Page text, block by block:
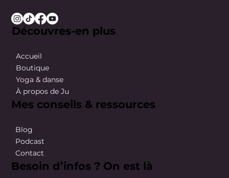
Découvres-en plus
Accueil
Boutique
Yoga & danse
À propos de Ju
Mes conseils & ressources
Blog
Podcast
Contact
Besoin d’infos ? On est là